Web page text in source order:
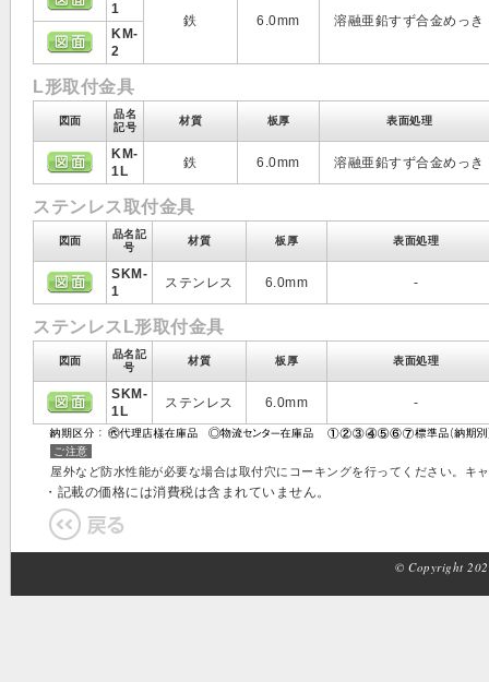
1
鉄 6.0mm
溶融亜鉛すず合金めっき
KM-
2
L形取付金具
図面
品名
記号
材質 板厚 表面処理
KM-
1L
鉄 6.0mm 溶融亜鉛すず合金めっき
ステンレス取付金具
図面
品名記
号
材質 板厚 表面処理
SKM-
1
ステンレス 6.0mm -
ステンレスL形取付金具
図面
品名記
号
材質 板厚 表面処理
SKM-
1L
ステンレス 6.0mm -
ご注意
屋外など防水性能が必要な場合は取付穴にコーキングを行ってください。キ
・記載の価格には消費税は含まれていません。
© Copyright